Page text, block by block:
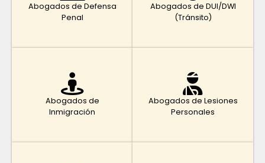
Abogados de Defensa
Penal
Abogados de DUI/DWI
(Tránsito)
Abogados de
Inmigración
Abogados de Lesiones
Personales